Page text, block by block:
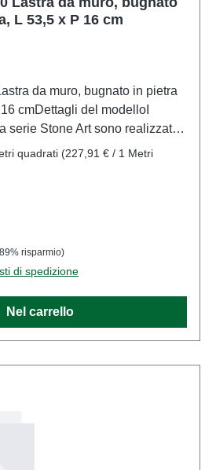
L 53,5 x P 16 cm
da muro, bugnato in pietra
cmDettagli del modelloI
serie Stone Art sono realizzati
di sedimenti resistente alle
crea una superficie in
con cura. Non adatto
a 14 anni. Contiene piccole
un rischio di
componenti presentano punte
VollmerCodice
di pezzi: 1 pezzoEAN:
quadrati (227,91 € / 1 Metri
risparmio)
di spedizione
Nel carrello